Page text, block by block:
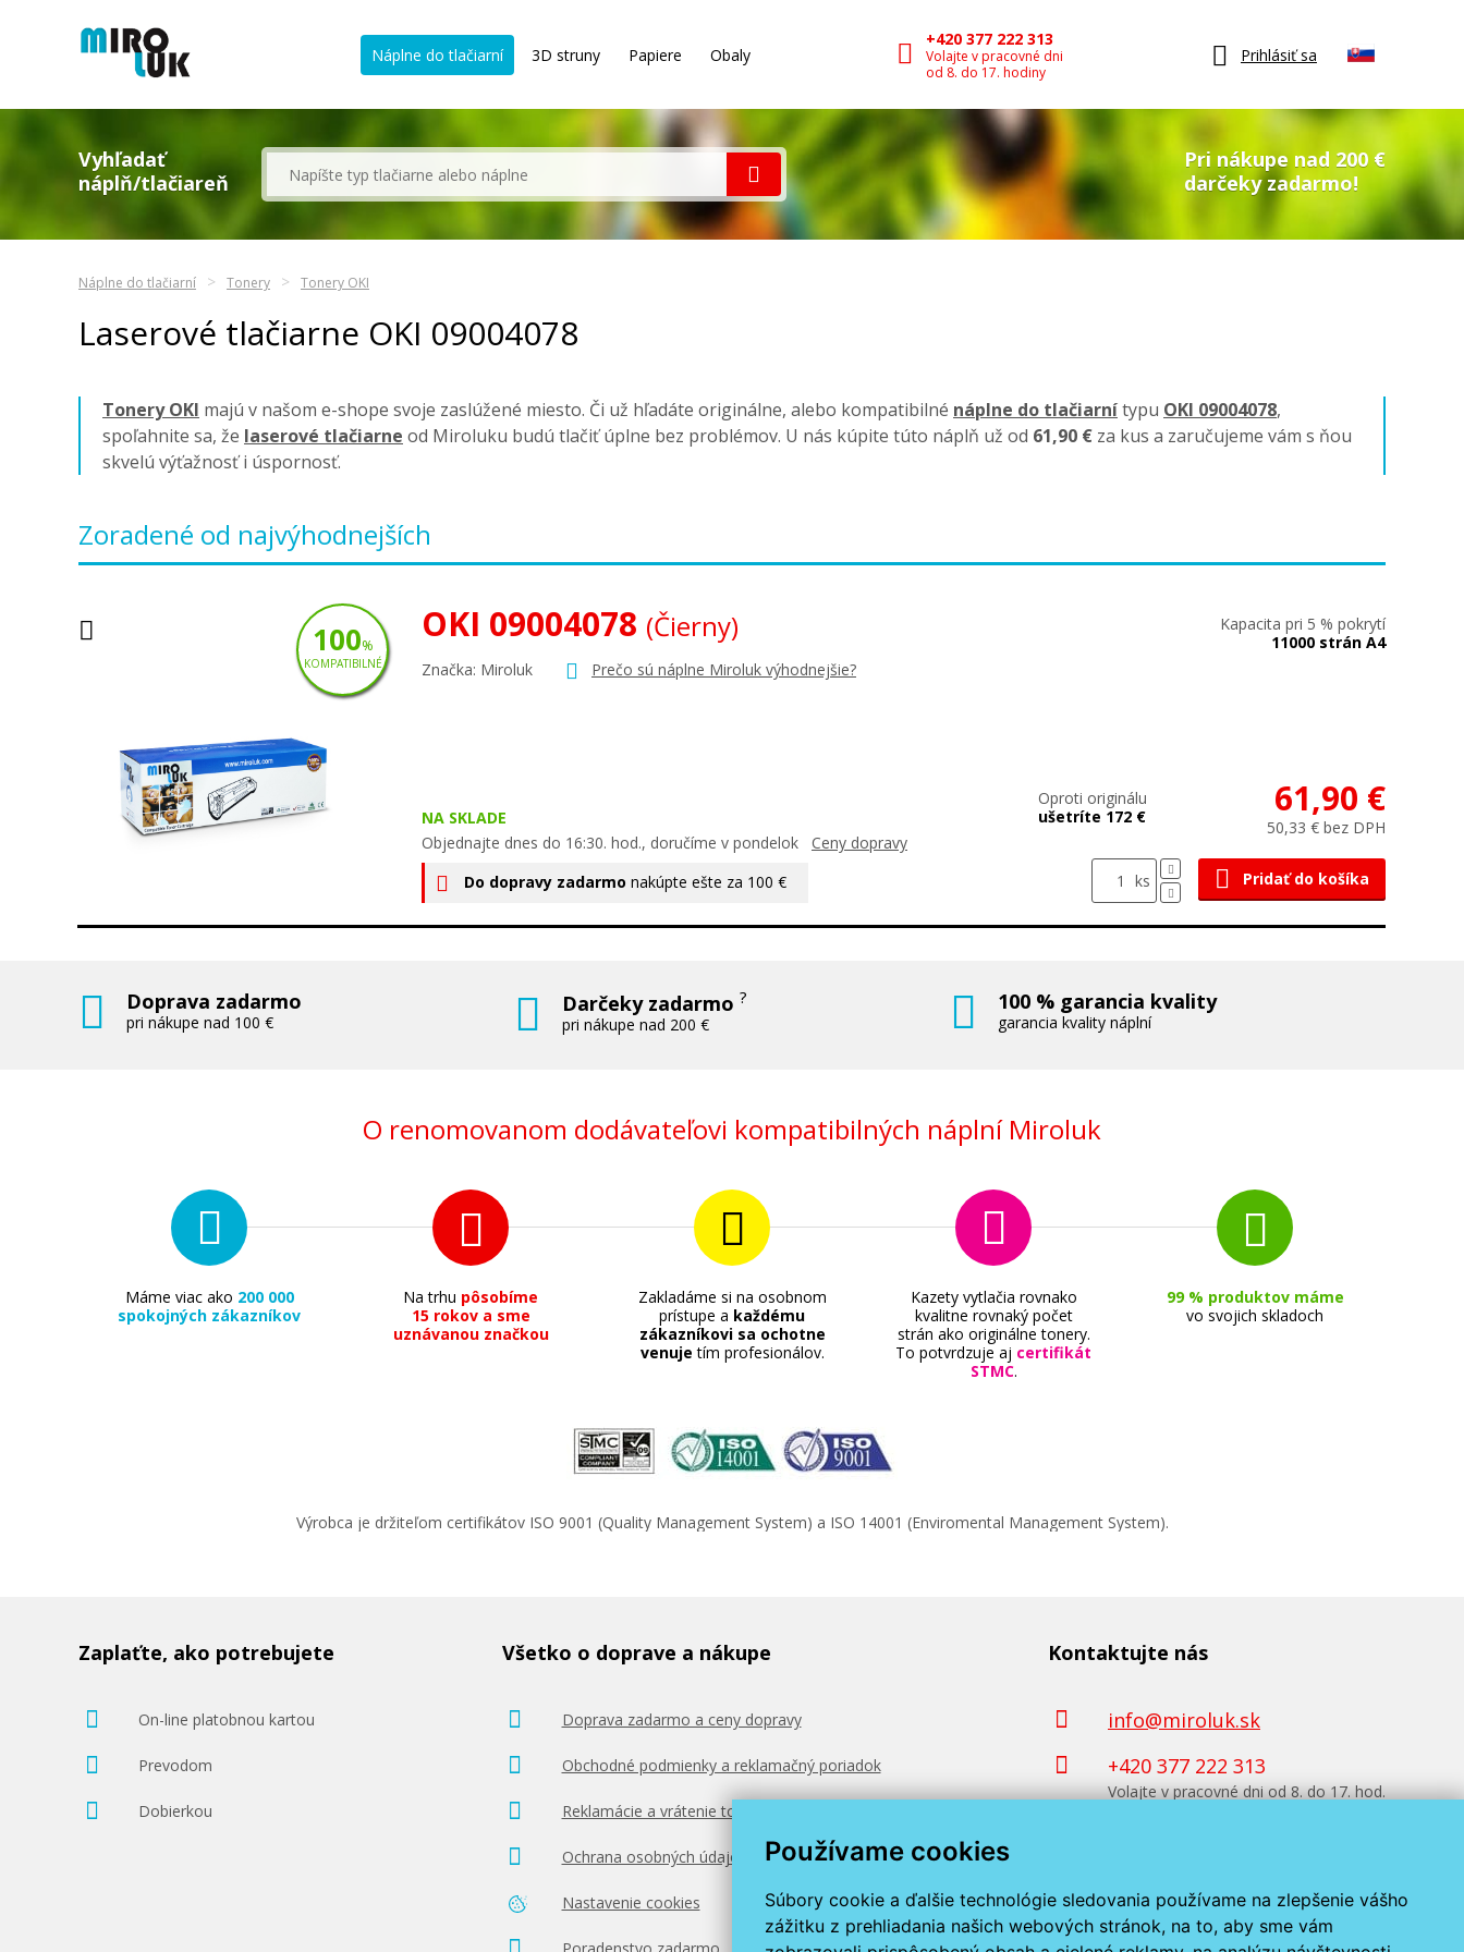
Používame cookies
Súbory cookie a ďalšie technológie sledovania používame na zlepšenie vášho
zážitku z prehliadania našich webových stránok, na to, aby sme vám
Náplne do tlačiarní 3D struny Papiere Obaly
+420 377 222 313
Volajte v pracovné dni
od 8. do 17. hodiny
Prihlásiť sa
Vyhľadať
náplň/tlačiareň
Pri nákupe nad 200 €
darčeky zadarmo!
Náplne do tlačiarní Tonery Tonery OKI
Laserové tlačiarne OKI 09004078
Tonery OKI majú v našom e-shope svoje zaslúžené miesto. Či už hľadáte originálne, alebo kompatibilné náplne do tlačiarnítypu OKI 09004078,
spoľahnite sa, že laserové tlačiarne od Miroluku budú tlačiť úplne bez problémov. U nás kúpite túto náplň už od 61,90 € za kus a zaručujeme vám s ňou
skvelú výťažnosť i úspornosť.
Zoradené od najvýhodnejších
OKI 09004078 (Čierny)
Značka: Miroluk Prečo sú náplne Miroluk výhodnejšie?
NA SKLADE
Objednajte dnes do 16:30. hod., doručíme v pondelok Ceny dopravy
Do dopravy zadarmo nakúpte ešte za 100 €
Kapacita pri 5 % pokrytí
11000 strán A4
Oproti originálu
ušetríte 172 €
61,90 €
50,33 € bez DPH
ks Pridať do košíka
100%
KOMPATIBILNÉ
Doprava zadarmo
pri nákupe nad 100 €
Darčeky zadarmo?
pri nákupe nad 200 €
100 % garancia kvality
garancia kvality náplní
O renomovanom dodávateľovi kompatibilných náplní Miroluk
Máme viac ako 200 000
spokojných zákazníkov
Na trhu pôsobíme
15 rokov a sme
uznávanou značkou
Zakladáme si na osobnom
prístupe a každému
zákazníkovi sa ochotne
venuje tím profesionálov.
Kazety vytlačia rovnako
kvalitne rovnaký počet
strán ako originálne tonery.
To potvrdzuje aj certifikát
STMC.
99 % produktov máme
vo svojich skladoch
Výrobca je držiteľom certifikátov ISO 9001 (Quality Management System) a ISO 14001 (Enviromental Management System).
Zaplaťte, ako potrebujete
On-line platobnou kartou
Prevodom
Dobierkou
Všetko o doprave a nákupe
Doprava zadarmo a ceny dopravy
Obchodné podmienky a reklamačný poriadok
Reklamácie a vrátenie tovaru
Ochrana osobných údajov
Nastavenie cookies
Kontaktujte nás
info@miroluk.sk
+420 377 222 313
Volajte v pracovné dni od 8. do 17. hod.